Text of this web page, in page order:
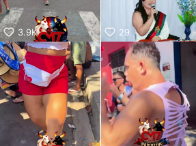
3.9K 29